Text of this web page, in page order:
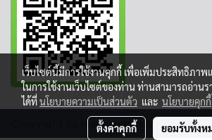
Copy right by makewebeasy.com
เว็บไซต์นี้มีการใช้งานคุกกี้ เพื่อเพิ่มประสิทธิภา
ในการใช้งานเว็บไซต์ของท่าน ท่านสามารถอ่านร
ได้ที่นโยบายความเป็นส่วนตัว และ นโยบายคุกกี้
ตั้งค่าคุกกี้ ยอมรับทั้งห